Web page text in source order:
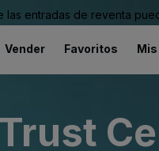
entradas de reventa
Vender Favoritos